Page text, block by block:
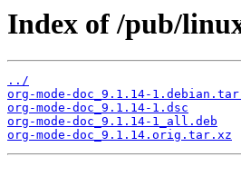
Index of /pub/
../
org-mode-doc_9.1.14-
org-mode-doc_9.1.14-1.dsc
org-mode-doc_9.1.14-1_all.deb
org-mode-doc_9.1.14.orig.tar.xz